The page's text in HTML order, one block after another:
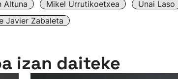
Altuna Mikel Urrutikoetxea
Unai Laso
Javier Zabaleta
izan daiteke